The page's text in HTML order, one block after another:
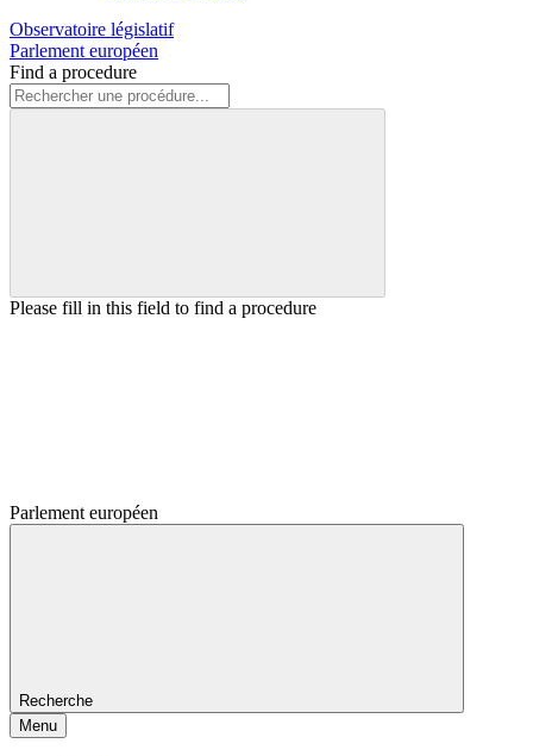
Observatoire législatif
Parlement européen
Find a procedure
Please fill in this field to find a procedure
Parlement européen
Recherche
Menu